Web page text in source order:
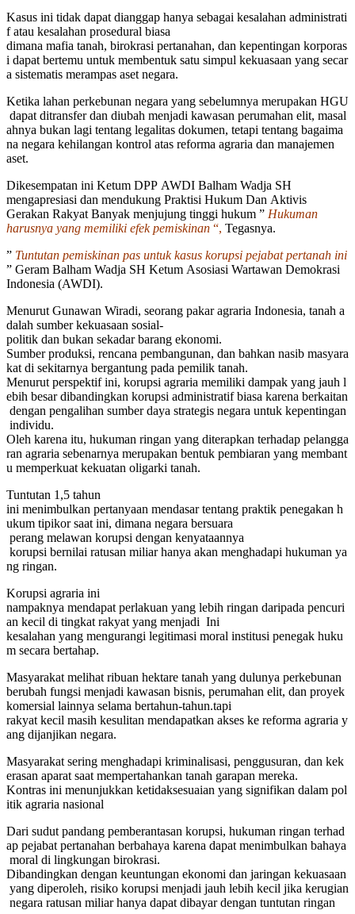
Kasus ini tidak dapatdianggap hanya sebagai kesalahan administrati
fatau kesalahan prosedural biasa
dimana mafia tanah, birokrasi pertanahan, dan kepentingan korporas
i dapatbertemu untuk membentuk satu simpul kekuasaan yang secar
a sistematis merampas asetnegara.
Ketika lahan perkebunan negara yang sebelumnya merupakan HGU
dapatditransferdan diubah menjadi kawasan perumahan elit, masal
ahnya bukan lagi tentang legalitas dokumen, tetapi tentang bagaima
na negara kehilangan kontrol atas reforma agraria dan manajemen
aset.
Dikesempatan ini Ketum DPP AWDI Balham Wadja SH
mengapresiasi dan mendukung Praktisi Hukum Dan Aktivis
Gerakan Rakyat Banyak menjujung tinggi hukum ” Hukuman
harusnya yang memiliki efek pemiskinan “, Tegasnya.
” Tuntutan pemiskinan pas untuk kasus korupsi pejabat pertanah ini
” Geram Balham Wadja SH Ketum Asosiasi Wartawan Demokrasi
Indonesia (AWDI).
MenurutGunawan Wiradi, seorang pakaragraria Indonesia, tanah a
dalah sumberkekuasaan sosial-
politik dan bukan sekadarbarang ekonomi.
Sumberproduksi, rencana pembangunan, dan bahkan nasib masyara
katdi sekitarnya bergantung pada pemilik tanah.
Menurutperspektifini, korupsi agraria memiliki dampak yang jauh l
ebih besardibandingkan korupsi administratifbiasa karena berkaitan
dengan pengalihan sumberdaya strategis negara untuk kepentingan
individu.
Oleh karena itu, hukuman ringan yang diterapkan terhadap pelangga
ran agraria sebenarnya merupakan bentuk pembiaran yang membant
u memperkuatkekuatan oligarki tanah.
Tuntutan 1,5 tahun
ini menimbulkan pertanyaan mendasartentang praktik penegakan h
ukum tipikorsaatini, dimana
perang melawan
korupsi bernilai ratusan miliarhanya akan menghadapi hukuman ya
ng ringan.
Korupsi agraria ini
nampaknya mendapatperlakuan yang lebih ringan daripada pencuri
an kecil di tingkatrakyat yang menjadi
kesalahan yang mengurangi legitimasi moral institusi penegak huku
m secara bertahap.
Masyarakatmelihatribuan hektare tanah yang dulunya perkebunan
berubah fungsi menjadi kawasan bisnis, perumahan elit, dan proyek
komersial lainnya selama
rakyatkecil masih kesulitan mendapatkan akses ke reforma agraria y
ang dijanjikan negara.
Masyarakatsering menghadapi kriminalisasi, penggusuran, dan kek
erasan aparatsaatmempertahankan tanah garapan mereka.
Kontras ini menunjukkan ketidaksesuaian yang signifikan dalam pol
itik agraria nasional
Dari sudutpandang pemberantasan korupsi, hukuman ringan terhad
ap pejabatpertanahan berbahaya karena dapatmenimbulkan bahaya
moral di lingkungan birokrasi.
Dibandingkan dengan keuntungan ekonomi dan jaringan kekuasaan
yang diperoleh, risiko korupsi menjadi jauh lebih kecil jika kerugian
negara ratusan miliarhanya dapatdibayardengan tuntutan ringan